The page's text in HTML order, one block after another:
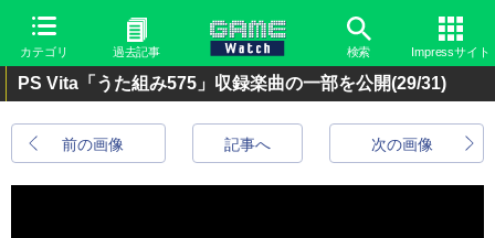
カテゴリ 過去記事 検索 Impressサイト
PS Vita「うた組み575」収録楽曲の一部を公開(29/31)
前の画像 次の画像
記事へ